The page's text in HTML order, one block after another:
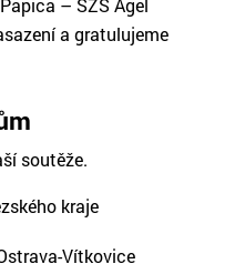
a gratulujeme
soutěže.
kraje
Vítkovice